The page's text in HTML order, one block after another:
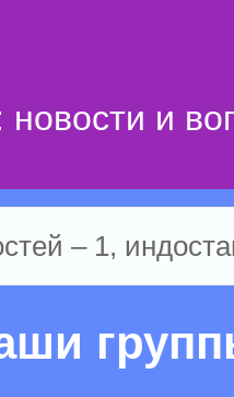
и
– 1,